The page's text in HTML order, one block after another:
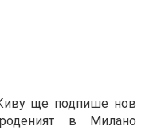
ще подпише нов
в Милано